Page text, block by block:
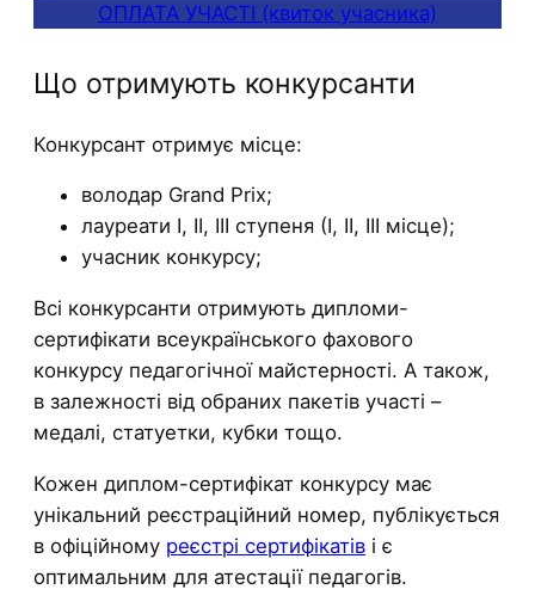
ОПЛАТА УЧАСТІ (квиток учасника)
Що отримують конкурсанти
Конкурсант отримує місце:
володар Grand Prix;
лауреати І, ІІ, ІІІ ступеня (І, ІІ, ІІІ місце);
учасник конкурсу;
Всі конкурсанти отримують дипломи-
сертифікати всеукраїнського фахового
конкурсу педагогічної майстерності. А також,
в залежності від обраних пакетів участі –
медалі, статуетки, кубки тощо.
Кожен диплом-сертифікат конкурсу має
унікальний реєстраційний номер, публікується
в офіційному реєстрі сертифікатів і є
оптимальним для атестації педагогів.